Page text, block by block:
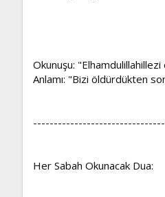
Okunuşu:
Anlamı: "Bizi öldürdükten
Her Sabah Okunacak Dua: